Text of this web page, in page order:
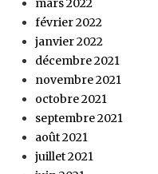
février 2022
janvier 2022
décembre 2021
novembre 2021
octobre 2021
septembre 2021
août 2021
juillet 2021